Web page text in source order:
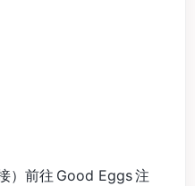
）前往 Good Eggs 注